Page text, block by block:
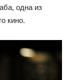
одна из
кино.